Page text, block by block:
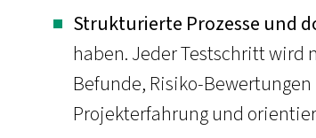
Strukturierte Prozesse und
haben. Jeder Testschritt
Befunde, Risiko-
Projekterfahrung und